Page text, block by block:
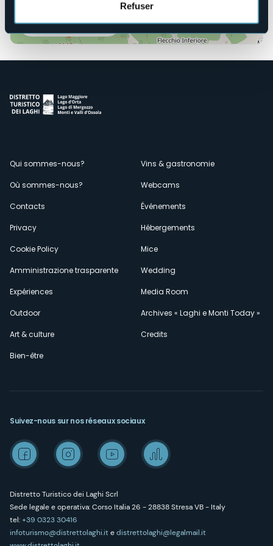
Refuser
Ouvrir la carte
Menù
secondario
Qui sommes-nous?
Où sommes-nous?
Contacts
Privacy
Cookie Policy
Amministrazione trasparente
Expériences
Outdoor
Art & culture
Bien-être
Vins & gastronomie
Webcams
Événements
Hébergements
Mice
Wedding
Media Room
Archives « Laghi e Monti Today »
Credits
Distretto Turistico dei Laghi Scrl
Sede legale e operativa: Corso Italia 26 - 28838 Stresa VB - Italy
tel:+39 0323 30416
infoturismo@distrettolaghi.itedistrettolaghi@legalmail.it
Suivez-nous sur nos réseaux sociaux